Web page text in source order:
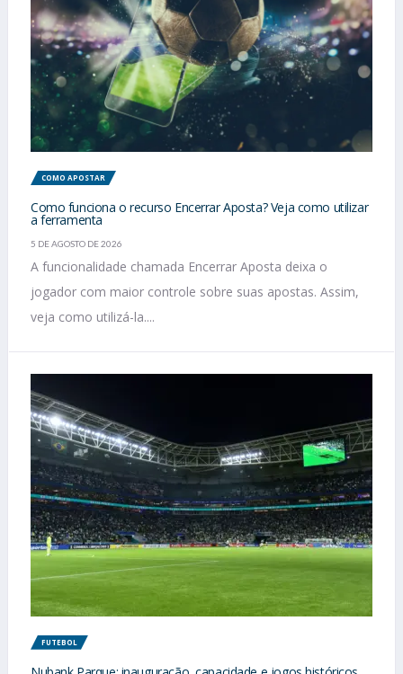
COMO APOSTAR
Como funciona o recurso Encerrar Aposta? Veja como utilizar
a ferramenta
5 DE AGOSTO DE 2026
A funcionalidade chamada Encerrar Aposta deixa o
jogador com maior controle sobre suas apostas. Assim,
veja como utilizá-la....
FUTEBOL